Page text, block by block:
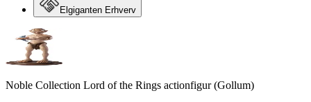
Elgiganten Erhverv
Noble Collection Lord of the Rings actionfigur (Gollum)